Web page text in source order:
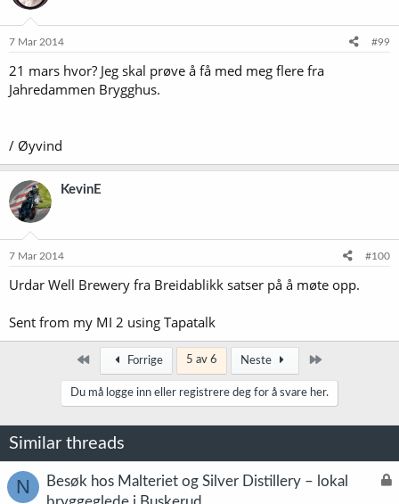
7 Mar 2014 #99
21 mars hvor? Jeg skal prøve å få med meg flere fra
Jahredammen Brygghus.
/ Øyvind
KevinE
7 Mar 2014 #100
Urdar Well Brewery fra Breidablikk satser på å møte opp.
Sent from my MI 2 using Tapatalk
Først Forrige 5 av 6 Neste
Du må logge inn eller registrere deg for å svare her.
Similar threads
N
L
Besøk hos Malteriet og Silver Distillery – lokal